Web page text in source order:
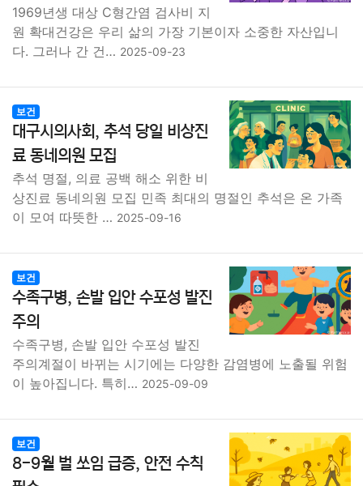
1969년생 대상 C형간염 검사비 지
원 확대건강은 우리 삶의 가장 기본이자 소중한 자산입니
다. 그러나 간 건… 2025-09-23
보건
대구시의사회, 추석 당일 비상진
료 동네의원 모집
추석 명절, 의료 공백 해소 위한 비
상진료 동네의원 모집 민족 최대의 명절인 추석은 온 가족
이 모여 따뜻한 … 2025-09-16
보건
수족구병, 손발 입안 수포성 발진
주의
수족구병, 손발 입안 수포성 발진
주의계절이 바뀌는 시기에는 다양한 감염병에 노출될 위험
이 높아집니다. 특히… 2025-09-09
보건
8-9월 벌 쏘임 급증, 안전 수칙